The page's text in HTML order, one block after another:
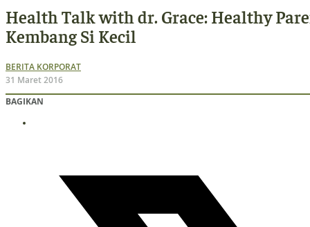
Health Talk with dr. Grace: Healthy
Kembang Si Kecil
BERITA KORPORAT
31 Maret 2016
BAGIKAN